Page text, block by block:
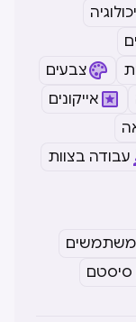
צבעים
אייקונים
עבודה בצוות
סיסטם